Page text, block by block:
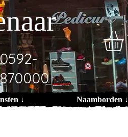
0592-
870000
↓ Naamborden ↓